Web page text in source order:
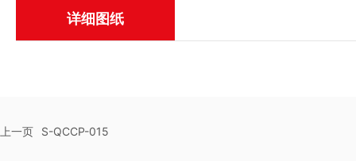
详细图纸
上一页 S-QCCP-015